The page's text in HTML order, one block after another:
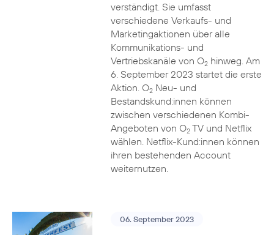
verständigt. Sie umfasst
verschiedene Verkaufs- und
Marketingaktionen über alle
Kommunikations- und
Vertriebskanäle von O2hinweg. Am
6. September 2023 startet die erste
Aktion. O2Neu- und
Bestandskund:innen können
zwischen verschiedenen Kombi-
Angeboten von O2TV und Netflix
wählen. Netflix-Kund:innen können
ihren bestehenden Account
weiternutzen.
06. September 2023